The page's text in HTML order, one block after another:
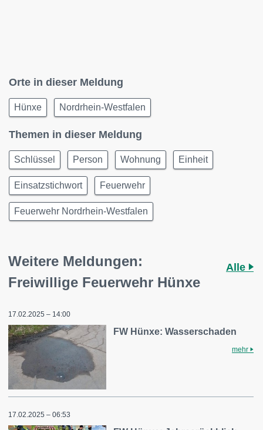
Orte in dieser Meldung
Hünxe Nordrhein-Westfalen
Themen in dieser Meldung
Schlüssel Person Wohnung Einheit
Einsatzstichwort Feuerwehr
Feuerwehr Nordrhein-Westfalen
Weitere Meldungen:
Freiwillige Feuerwehr Hünxe
Alle
17.02.2025 – 14:00
FW Hünxe: Wasserschaden
mehr
17.02.2025 – 06:53